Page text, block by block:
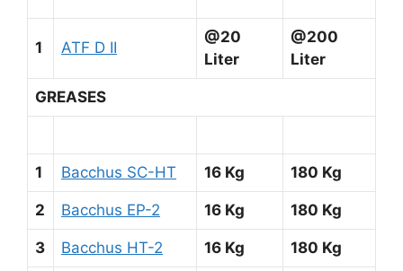
1 ATF D II
@20
Liter
@200
Liter
GREASES
1 Bacchus SC-HT 16 Kg 180 Kg
2 Bacchus EP-2 16 Kg 180 Kg
3 Bacchus HT-2 16 Kg 180 Kg